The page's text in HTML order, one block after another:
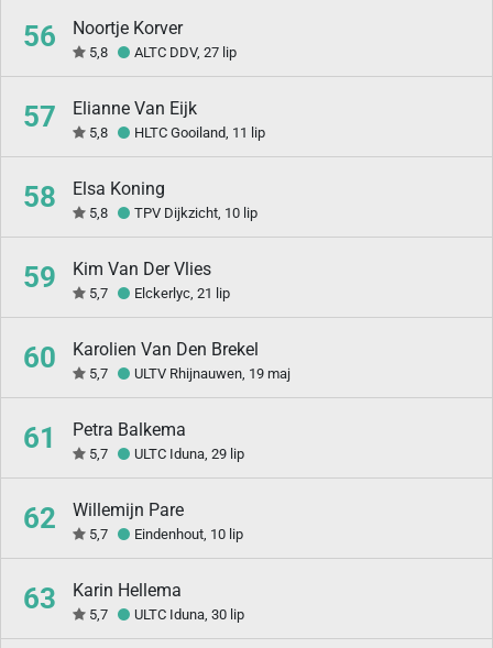
56 Noortje Korver
5,8 ALTC DDV, 27 lip
57 Elianne Van Eijk
5,8 HLTC Gooiland, 11 lip
58 Elsa Koning
5,8 TPV Dijkzicht, 10 lip
59 Kim Van Der Vlies
5,7 Elckerlyc, 21 lip
60 Karolien Van Den Brekel
5,7 ULTV Rhijnauwen, 19 maj
61 Petra Balkema
5,7 ULTC Iduna, 29 lip
62 Willemijn Pare
5,7 Eindenhout, 10 lip
63 Karin Hellema
5,7 ULTC Iduna, 30 lip